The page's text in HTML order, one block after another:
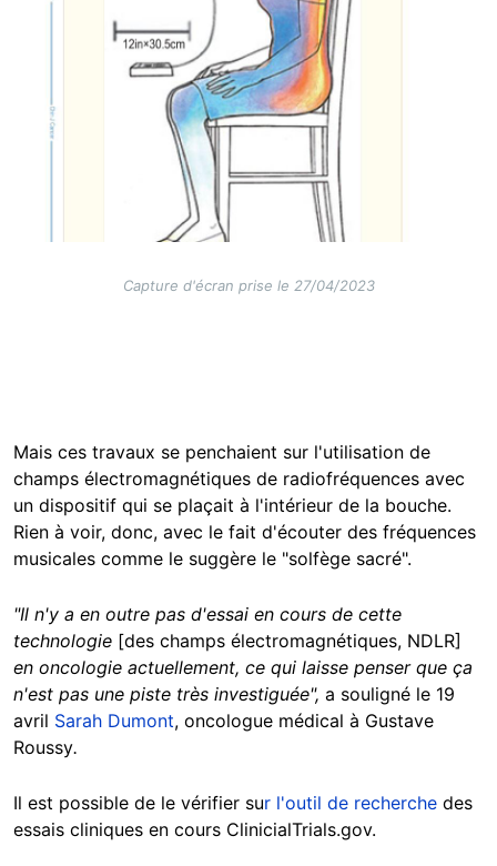
Capture d'écran prise le 27/04/2023
Mais ces travaux se penchaient sur l'utilisation de
champs électromagnétiques de radiofréquences avec
un dispositif qui se plaçait à l'intérieur de la bouche.
Rien à voir, donc, avec le fait d'écouter des fréquences
musicales comme le suggère le "solfège sacré".
"Il n'y a en outre pas d'essai en cours de cette
technologie [des champs électromagnétiques, NDLR]
en oncologie actuellement, ce qui laisse penser que ça
n'est pas une piste très investiguée", a souligné le 19
avril Sarah Dumont, oncologue médical à Gustave
Roussy.
Il est possible de le vérifier sur l'outil de recherche des
essais cliniques en cours ClinicialTrials.gov.